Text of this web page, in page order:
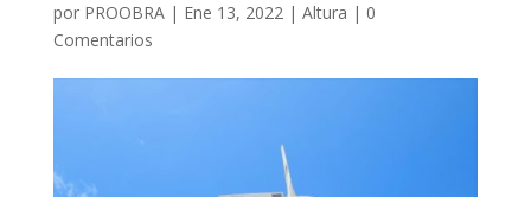
por PROOBRA| Ene 13, 2022| Altura | 0
Comentarios